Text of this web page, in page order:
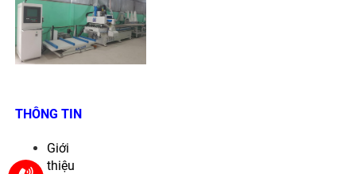
THÔNG TIN
Giới
thiệu